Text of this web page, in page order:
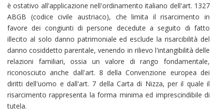
è ostativo all'applicazione nell'ordinamento italiano dell'art. 1327
ABGB (codice civile austriaco), che limita il risarcimento in
favore dei congiunti di persone decedute a seguito di fatto
illecito al solo danno patrimoniale ed esclude la risarcibilità del
danno cosiddetto parentale, venendo in rilievo l'intangibilità delle
relazioni familiari, ossia un valore di rango fondamentale,
riconosciuto anche dall'art. 8 della Convenzione europea dei
diritti dell'uomo e dall'art. 7 della Carta di Nizza, per il quale il
risarcimento rappresenta la forma minima ed imprescindibile di
tutela.